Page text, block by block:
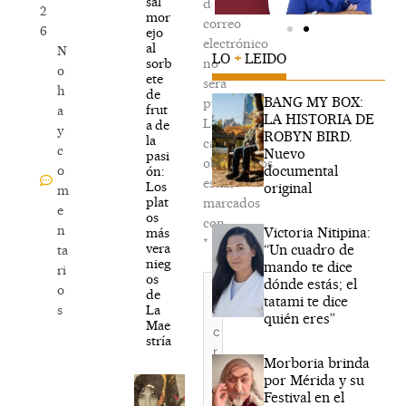
2
6
N
o
h
a
y
c
o
m
e
n
ta
ri
o
s
mor
ejo
al
sorb
ete
de
frut
a de
la
pasi
ón:
Los
plat
os
más
vera
nieg
os
de
La
Mae
stría
de
correo
electrónico
no
será
publicada.
Los
campos
obligatorios
están
marcados
con
*
Escribe
aquí...
LO + LEIDO
BANG MY BOX:
LA HISTORIA DE
ROBYN BIRD.
Nuevo
documental
original
Victoria Nitipina:
“Un cuadro de
mando te dice
dónde estás; el
tatami te dice
quién eres”
Morboria brinda
por Mérida y su
Festival en el